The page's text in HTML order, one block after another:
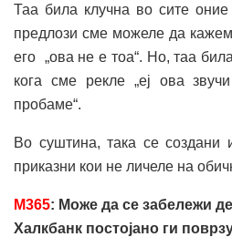
Таа била клучна во сите
предлози сме можеле да
его „ова не е тоа“. Но, таа
кога сме рекле „еј ова
пробаме“.
Во суштина, така се создани
приказни кои не личеле на
M365: Може да се забележи
Халкбанк постојано ги